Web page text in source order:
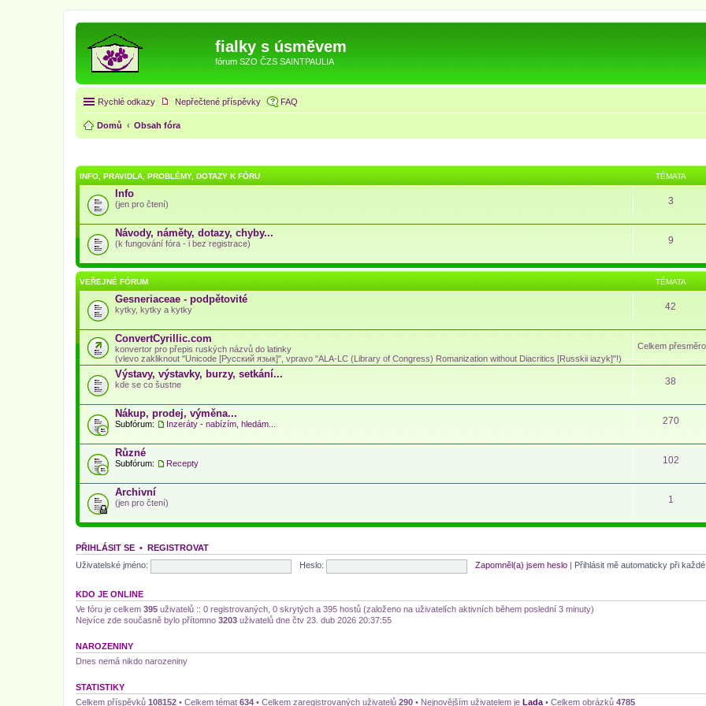
fialky s úsměvem
fórum SZO ČZS SAINTPAULIA
Rychlé odkazy Nepřečtené příspěvky FAQ
Domů Obsah fóra
INFO, PRAVIDLA, PROBLÉMY, DOTAZY K FÓRU TÉMATA
Info
(jen pro čtení) 3
Návody, náměty, dotazy, chyby...
(k fungování fóra - i bez registrace) 9
VEŘEJNÉ FÓRUM TÉMATA
Gesneriaceae - podpětovité
kytky, kytky a kytky 42
ConvertCyrillic.com
konvertor pro přepis ruských názvů do latinky
(vlevo zakliknout "Unicode [Русский язык]", vpravo "ALA-LC (Library of Congress) Romanization without Diacritics [Russkii iazyk]"!)
Celkem
Výstavy, výstavky, burzy, setkání...
kde se co šustne 38
Nákup, prodej, výměna...
Subfórum: Inzeráty - nabízím, hledám... 270
Různé
Subfórum: Recepty 102
Archivní
(jen pro čtení) 1
PŘIHLÁSIT SE • REGISTROVAT
Uživatelské jméno:
Heslo: Zapomněl(a) jsem heslo Přihlásit mě automaticky při
KDO JE ONLINE
Ve fóru je celkem 395 uživatelů :: 0 registrovaných, 0 skrytých a 395 hostů (založeno na uživatelích aktivních během poslední 3 minuty)
Nejvíce zde současně bylo přítomno 3203 uživatelů dne čtv 23. dub 2026 20:37:55
NAROZENINY
Dnes nemá nikdo narozeniny
STATISTIKY
Celkem příspěvků 108152 • Celkem témat 634 • Celkem zaregistrovaných uživatelů 290 • Nejnovějším uživatelem je Lada • Celkem obrázků 4785